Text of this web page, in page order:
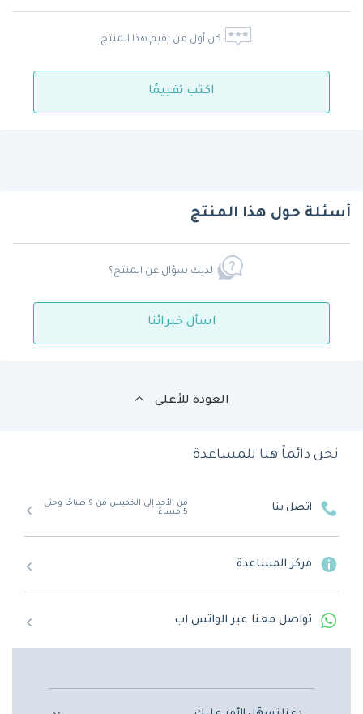
كن أول من يقيم هذا المنتج
اكتب تقييمًا
أسئلة حول هذا المنتج
لديك سؤال عن المنتج؟
اسأل خبرائنا
العودة للأعلى
نحن دائماً هنا للمساعدة
اتصل بنا
من الأحد إلى الخميس من 9 صباحًا وحتى
5 مساءً
مركز المساعدة
تواصل معنا عبر الواتس اب